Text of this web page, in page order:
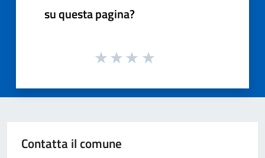
su questa pagina?
Contatta il comune